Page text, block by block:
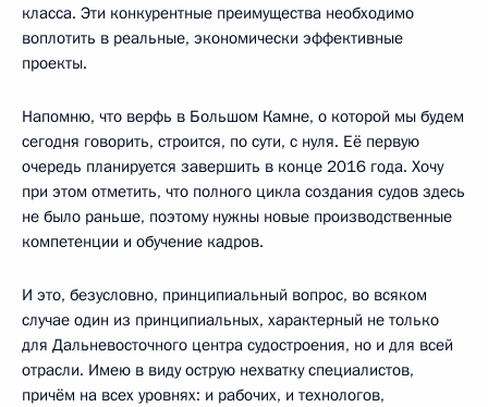
класса. Эти конкурентные преимущества необходимо
воплотить в реальные, экономически эффективные
проекты.
Напомню, что верфь в Большом Камне, о которой мы будем
сегодня говорить, строится, по сути, с нуля. Её первую
очередь планируется завершить в конце 2016 года. Хочу
при этом отметить, что полного цикла создания судов здесь
не было раньше, поэтому нужны новые производственные
компетенции и обучение кадров.
И это, безусловно, принципиальный вопрос, во всяком
случае один из принципиальных, характерный не только
для Дальневосточного центра судостроения, но и для всей
отрасли. Имею в виду острую нехватку специалистов,
причём на всех уровнях: и рабочих, и технологов,